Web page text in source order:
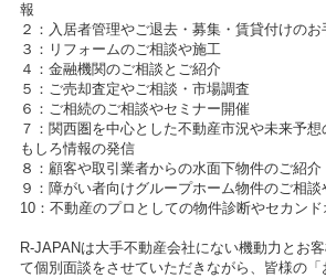
報
２：入居者管理やご退去・募集・賃貸付けのお
３：リフォームのご相談や施工
４：金融機関のご相談とご紹介
５：ご売却査定やご相談・市場調査
６：ご相続のご相談やセミナー開催
７：関西圏を中心とした不動産市況や未来予
もしろ情報の発信
８：顧客や取引業者からの水面下物件のご紹介
９：障がい者向けグループホーム物件のご相談
10：不動産のプロとしての物件診断やセカン
R-JAPANは大手不動産会社にない機動力とお
て個別面談をさせていただきながら、皆様の「